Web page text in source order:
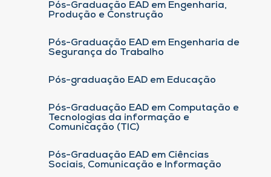
Pós-Graduação EAD em Engenharia,
Produção e Construção
Pós-Graduação EAD em Engenharia de
Segurança do Trabalho
Pós-graduação EAD em Educação
Pós-Graduação EAD em Computação e
Tecnologias da informação e
Comunicação (TIC)
Pós-Graduação EAD em Ciências
Sociais, Comunicação e Informação